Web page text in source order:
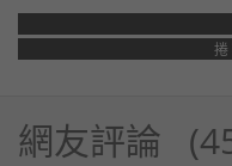
網友評論